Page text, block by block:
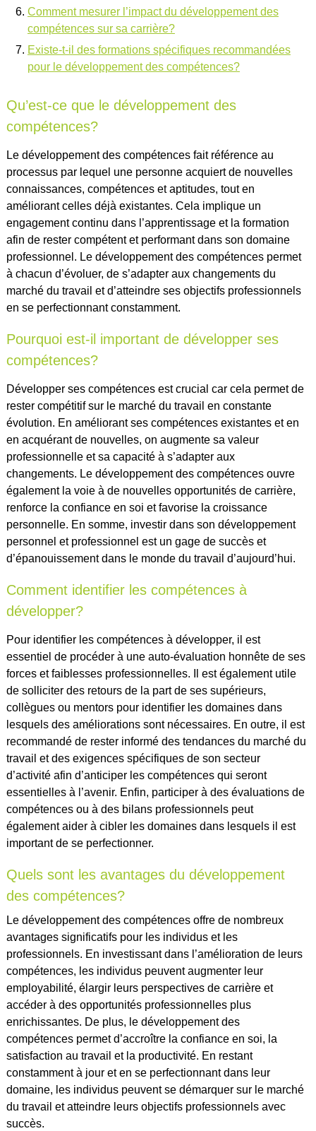
Comment mesurer l’impact du développement des
compétences sur sa carrière?
Existe-t-il des formations spécifiques recommandées
pour le développement des compétences?
Qu’est-ce que le développement des
compétences?
Le développement des compétences fait référence au
processus par lequel une personne acquiert de nouvelles
connaissances, compétences et aptitudes, tout en
améliorant celles déjà existantes. Cela implique un
engagement continu dans l’apprentissage et la formation
afin de rester compétent et performant dans son domaine
professionnel. Le développement des compétences permet
à chacun d’évoluer, de s’adapter aux changements du
marché du travail et d’atteindre ses objectifs professionnels
en se perfectionnant constamment.
Pourquoi est-il important de développer ses
compétences?
Développer ses compétences est crucial car cela permet de
rester compétitif sur le marché du travail en constante
évolution. En améliorant ses compétences existantes et en
en acquérant de nouvelles, on augmente sa valeur
professionnelle et sa capacité à s’adapter aux
changements. Le développement des compétences ouvre
également la voie à de nouvelles opportunités de carrière,
renforce la confiance en soi et favorise la croissance
personnelle. En somme, investir dans son développement
personnel et professionnel est un gage de succès et
d’épanouissement dans le monde du travail d’aujourd’hui.
Comment identifier les compétences à
développer?
Pour identifier les compétences à développer, il est
essentiel de procéder à une auto-évaluation honnête de ses
forces et faiblesses professionnelles. Il est également utile
de solliciter des retours de la part de ses supérieurs,
collègues ou mentors pour identifier les domaines dans
lesquels des améliorations sont nécessaires. En outre, il est
recommandé de rester informé des tendances du marché du
travail et des exigences spécifiques de son secteur
d’activité afin d’anticiper les compétences qui seront
essentielles à l’avenir. Enfin, participer à des évaluations de
compétences ou à des bilans professionnels peut
également aider à cibler les domaines dans lesquels il est
important de se perfectionner.
Quels sont les avantages du développement
des compétences?
Le développement des compétences offre de nombreux
avantages significatifs pour les individus et les
professionnels. En investissant dans l’amélioration de leurs
compétences, les individus peuvent augmenter leur
employabilité, élargir leurs perspectives de carrière et
accéder à des opportunités professionnelles plus
enrichissantes. De plus, le développement des
compétences permet d’accroître la confiance en soi, la
satisfaction au travail et la productivité. En restant
constamment à jour et en se perfectionnant dans leur
domaine, les individus peuvent se démarquer sur le marché
du travail et atteindre leurs objectifs professionnels avec
succès.